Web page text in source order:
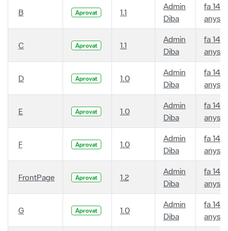
B Aprovat 1.1
Admin
Diba
fa 14
anys
C Aprovat 1.1
Admin
Diba
fa 14
anys
D Aprovat 1.0
Admin
Diba
fa 14
anys
E Aprovat 1.0
Admin
Diba
fa 14
anys
F Aprovat 1.0
Admin
Diba
fa 14
anys
FrontPage Aprovat 1.2
Admin
Diba
fa 14
anys
G Aprovat 1.0
Admin
Diba
fa 14
anys